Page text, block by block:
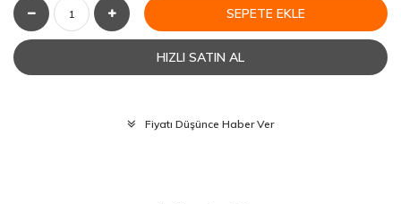
SEPETE EKLE
HIZLI SATIN AL
Fiyatı Düşünce Haber Ver